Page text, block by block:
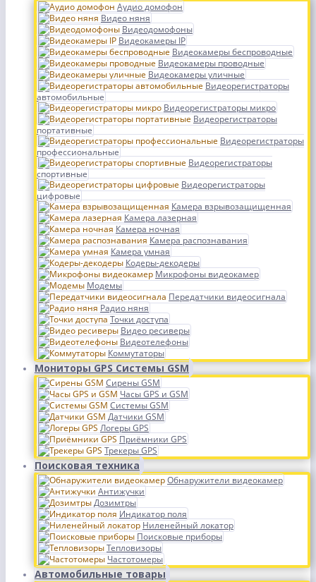
Аудио домофон
Видео няня
Видеодомофоны
Видеокамеры IP
Видеокамеры беспроводные
Видеокамеры проводные
Видеокамеры уличные
Видеорегистраторы
автомобильные
Видеорегистраторы микро
Видеорегистраторы
портативные
Видеорегистраторы
профессиональные
Видеорегистраторы
спортивные
Видеорегистраторы
цифровые
Камера взрывозащищенная
Камера лазерная
Камера ночная
Камера распознавания
Камера умная
Кодеры-декодеры
Микрофоны видеокамер
Модемы
Передатчики видеосигнала
Радио няня
Точки доступа
Видео ресиверы
Видеотелефоны
Коммутаторы
Мониторы GPS Системы GSM
Сирены GSM
Часы GPS и GSM
Системы GSM
Датчики GSM
Логеры GPS
Приёмники GPS
Трекеры GPS
Поисковая техника
Обнаружители видеокамер
Антижучки
Дозимтры
Индикатор поля
Ниленейный локатор
Поисковые приборы
Тепловизоры
Частотомеры
Автомобильные товары